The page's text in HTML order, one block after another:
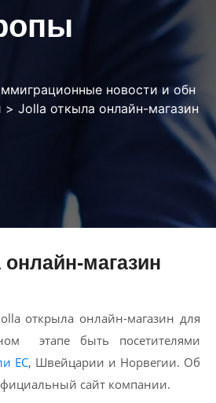
новости и обн
> Jolla откыла онлайн-магазин
магазин
открыла онлайн-магазин для
этапе быть посетителями
ЕС, Швейцарии и Норвегии. Об
сайт компании.